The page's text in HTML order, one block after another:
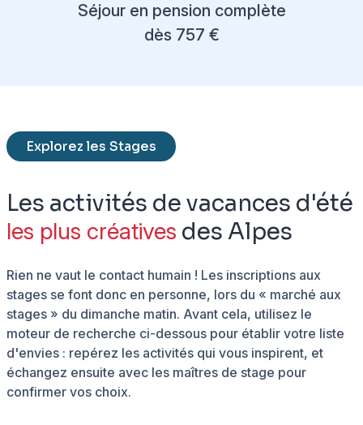
Séjour en pension complète
dès 757 €
Explorez les Stages
Les activités de vacances d'été
les plus créatives des Alpes
Rien ne vaut le contact humain ! Les inscriptions aux
stages se font donc en personne, lors du « marché aux
stages » du dimanche matin. Avant cela, utilisez le
moteur de recherche ci-dessous pour établir votre liste
d'envies : repérez les activités qui vous inspirent, et
échangez ensuite avec les maîtres de stage pour
confirmer vos choix.